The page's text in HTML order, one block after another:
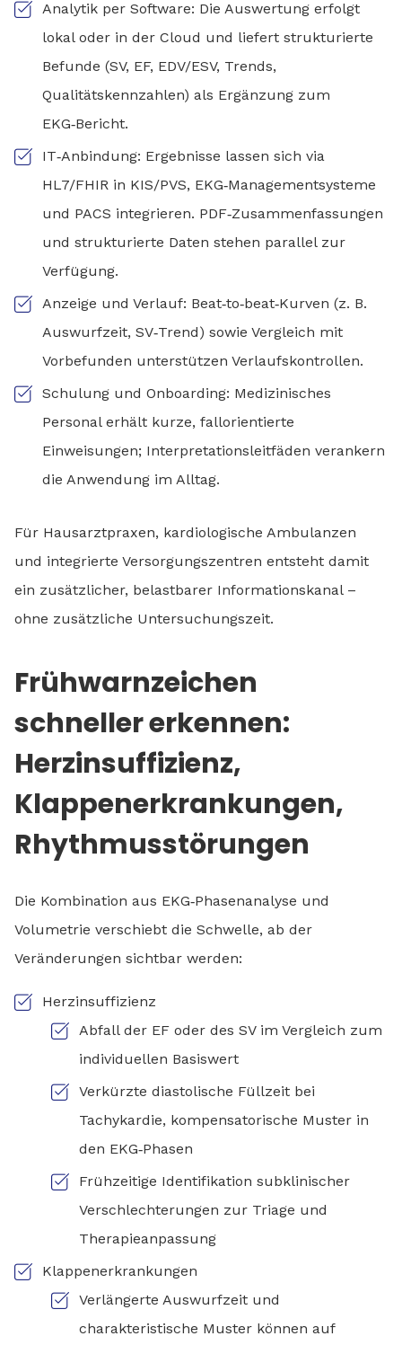
Analytik per Software: Die Auswertung erfolgt
lokal oder in der Cloud und liefert strukturierte
Befunde (SV, EF, EDV/ESV, Trends,
Qualitätskennzahlen) als Ergänzung zum
EKG‑Bericht.
IT‑Anbindung: Ergebnisse lassen sich via
HL7/FHIR in KIS/PVS, EKG‑Managementsysteme
und PACS integrieren. PDF‑Zusammenfassungen
und strukturierte Daten stehen parallel zur
Verfügung.
Anzeige und Verlauf: Beat‑to‑beat‑Kurven (z. B.
Auswurfzeit, SV‑Trend) sowie Vergleich mit
Vorbefunden unterstützen Verlaufskontrollen.
Schulung und Onboarding: Medizinisches
Personal erhält kurze, fallorientierte
Einweisungen; Interpretationsleitfäden verankern
die Anwendung im Alltag.
Für Hausarztpraxen, kardiologische Ambulanzen
und integrierte Versorgungszentren entsteht damit
ein zusätzlicher, belastbarer Informationskanal –
ohne zusätzliche Untersuchungszeit.
Frühwarnzeichen
schneller erkennen:
Herzinsuffizienz,
Klappenerkrankungen,
Rhythmusstörungen
Die Kombination aus EKG‑Phasenanalyse und
Volumetrie verschiebt die Schwelle, ab der
Veränderungen sichtbar werden:
Herzinsuffizienz
Abfall der EF oder des SV im Vergleich zum
individuellen Basiswert
Verkürzte diastolische Füllzeit bei
Tachykardie, kompensatorische Muster in
den EKG‑Phasen
Frühzeitige Identifikation subklinischer
Verschlechterungen zur Triage und
Therapieanpassung
Klappenerkrankungen
Verlängerte Auswurfzeit und
charakteristische Muster können auf